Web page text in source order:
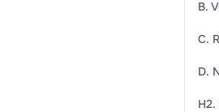
B.
C.
D.